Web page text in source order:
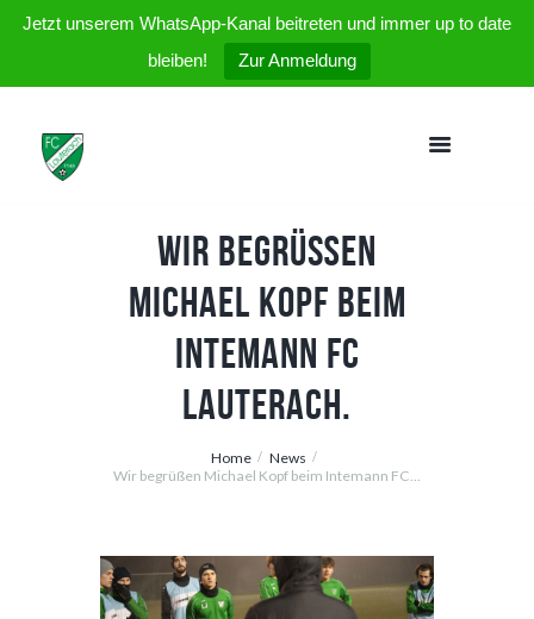
Jetzt unserem WhatsApp-Kanal beitreten und immer up to date
bleiben!
Zur Anmeldung
Wir begrüßen
Michael Kopf beim
Intemann FC
Lauterach.
Home
News
Wir begrüßen Michael Kopf beim Intemann FC...